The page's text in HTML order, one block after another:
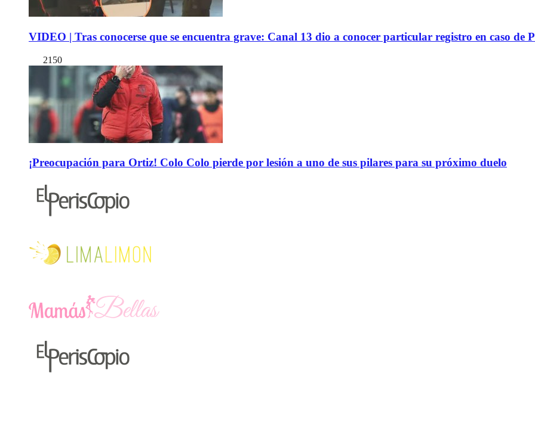
VIDEO | Tras conocerse que se encuentra grave: Canal 13 dio a conocer particular registro en caso de
2150
¡Preocupación para Ortiz! Colo Colo pierde por lesión a uno de sus pilares para su próximo duelo